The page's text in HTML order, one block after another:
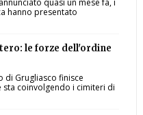
quasi un mese fa, i
hanno presentato
le forze dell'ordine
di Grugliasco finisce
coinvolgendo i cimiteri di